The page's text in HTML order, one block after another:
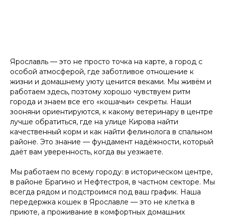
Ярославль — это не просто точка на карте, а город с
особой атмосферой, где заботливое отношение к
жизни и домашнему уюту ценится веками. Мы живём и
работаем здесь, поэтому хорошо чувствуем ритм
города и знаем все его «кошачьи» секреты. Наши
зооняни ориентируются, к какому ветеринару в центре
лучше обратиться, где на улице Кирова найти
качественный корм и как найти фелинолога в спальном
районе. Это знание — фундамент надёжности, который
даёт вам уверенность, когда вы уезжаете.
Мы работаем по всему городу: в историческом центре,
в районе Брагино и Нефтестроя, в частном секторе. Мы
всегда рядом и подстроимся под ваш график. Наша
передержка кошек в Ярославле — это не клетка в
приюте, а проживание в комфортных домашних
Листайте влево, чтобы увидеть все преимущества
10 ПРЕИМУЩЕСТВ,
КОТОРЫЕОТЛИЧАЮТ
НАС ОТ ОСТАЛЬНЫХ
Удобный заказ
Заказ в пару кликов через
телеграм-бот. При повторном
заказе заново заполнять ничего
не нужно, мы всё запоминаем!
Оператор
выгульщика